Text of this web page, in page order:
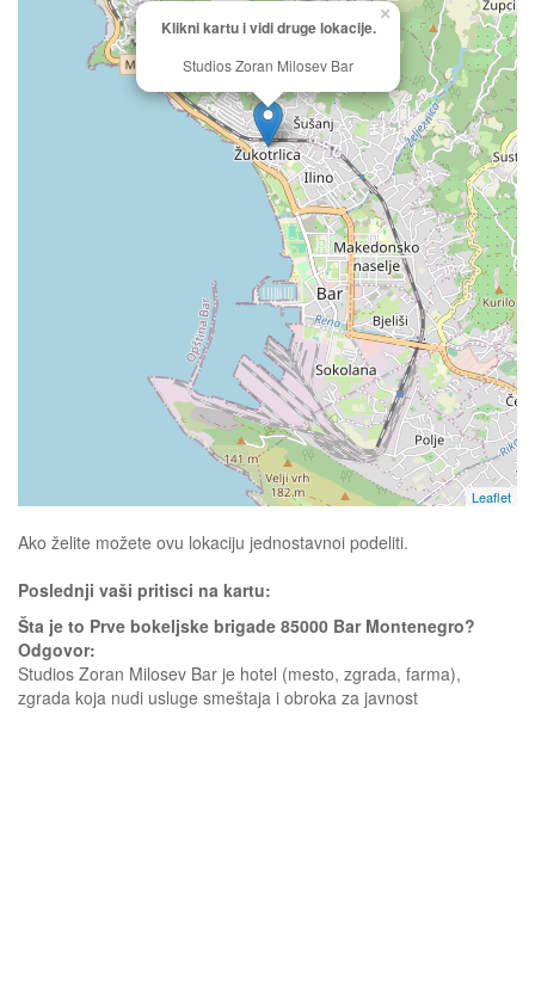
Klikni kartu i vidi druge lokacije.
Studios Zoran Milosev Bar
×
Leaflet
Ako želite možete ovu lokaciju jednostavnoi podeliti.
Poslednji vaši pritisci na kartu:
Šta je to Prve bokeljske brigade 85000 Bar Montenegro?
Odgovor:
Studios Zoran Milosev Bar je hotel (mesto, zgrada, farma),
zgrada koja nudi usluge smeštaja i obroka za javnost